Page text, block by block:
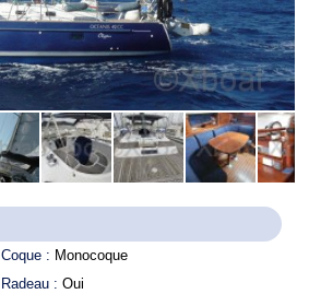
Coque : Monocoque
Radeau : Oui